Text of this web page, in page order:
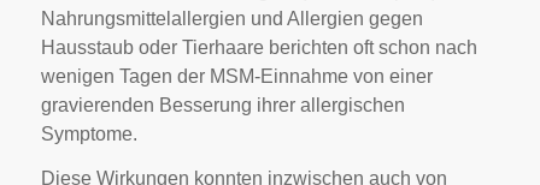
Nahrungsmittelallergien und Allergien gegen
Hausstaub oder Tierhaare berichten oft schon nach
wenigen Tagen der MSM-Einnahme von einer
gravierenden Besserung ihrer allergischen
Symptome.
Diese Wirkungen konnten inzwischen auch von